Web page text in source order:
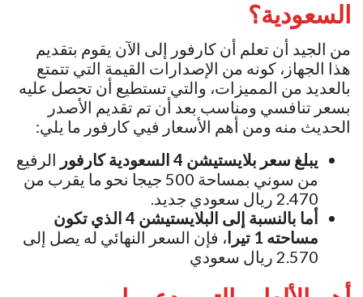
السعودية؟
من الجيد أن تعلم أن كارفور إلى الآن يقوم بتقديم
هذا الجهاز، كونه من الإصدارات القيمة التي تتمتع
بالعديد من المميزات، والتي تستطيع أن تحصل عليه
بسعر تنافسي ومناسب بعد أن تم تقديم الأصدر
الحديث منه ومن أهم الأسعار فيي كارفور ما يلي:
يبلغ سعر بلايستيشن 4 السعودية كارفور
الرفيع
من سوني بمساحة 500 جيجا نحو ما يقرب من
2.470 ريال سعودي جديد.
أما بالنسبة إلى البلايستيشن 4 الذي تكون
مساحته 1 تيرا
، فإن السعر النهائي له يصل إلى
2.570 ريال سعودي